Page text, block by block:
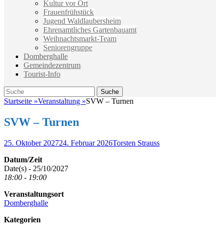
Kultur vor Ort
Frauenfrühstück
Jugend Waldlaubersheim
Ehrenamtliches Gartenbauamt
Weihnachtsmarkt-Team
Seniorengruppe
Domberghalle
Gemeindezentrum
Tourist-Info
Suche
Suche
nach:
Startseite »Veranstaltung »SVW – Turnen
SVW – Turnen
Veröffentlicht
25. Oktober 202724. Februar 2026Autor
Torsten Strauss
Datum/Zeit
Date(s) - 25/10/2027
18:00 - 19:00
Veranstaltungsort
Domberghalle
Kategorien